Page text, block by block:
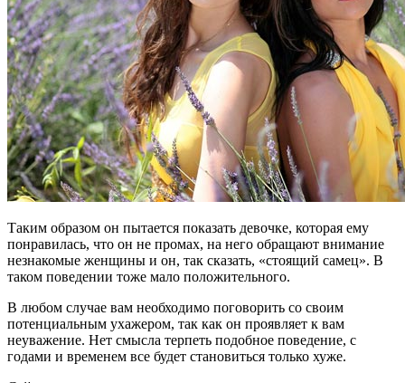
Таким образом он пытается показать девочке, которая ему
понравилась, что он не промах, на него обращают внимание
незнакомые женщины и он, так сказать, «стоящий самец». В
таком поведении тоже мало положительного.
В любом случае вам необходимо поговорить со своим
потенциальным ухажером, так как он проявляет к вам
неуважение. Нет смысла терпеть подобное поведение, с
годами и временем все будет становиться только хуже.